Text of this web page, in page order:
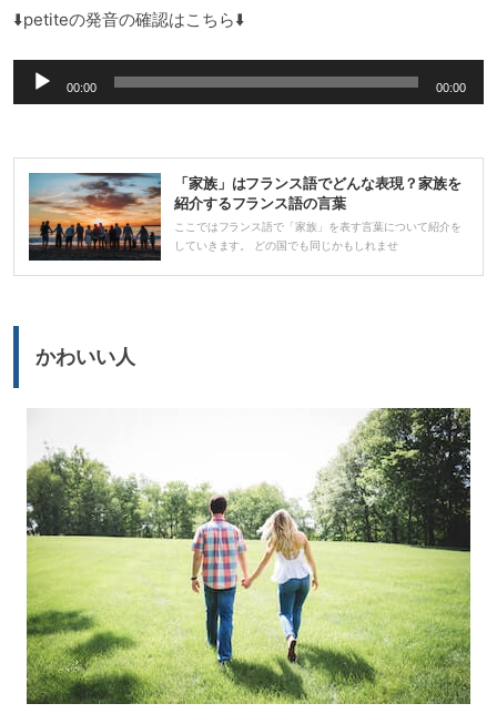
レ
ー
⬇️petiteの発音の確認はこちら⬇️
声
ー
ヤ
ー
00:00 00:00
「家族」はフランス語でどんな表現？家族を
紹介するフランス語の言葉
ここではフランス語で「家族」を表す言葉について紹介を
していきます。 どの国でも同じかもしれませ
かわいい人